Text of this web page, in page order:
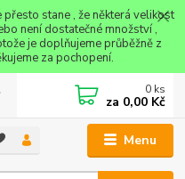
stane , že některá velikost
není dostatečné množství ,
je doplňujeme průběžně z
za pochopení.
Menu
0 ks
za 0,00 Kč